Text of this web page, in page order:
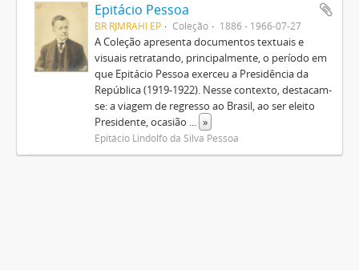
Epitácio Pessoa
BR RJMRAHI EP Coleção 1886 - 1966-07-27
A Coleção apresenta documentos textuais e
visuais retratando, principalmente, o período em
que Epitácio Pessoa exerceu a Presidência da
República (1919-1922). Nesse contexto, destacam-
se: a viagem de regresso ao Brasil, ao ser eleito
Presidente, ocasião ... »
Epitácio Lindolfo da Silva Pessoa